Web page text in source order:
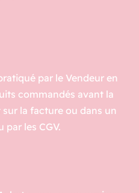
par le Vendeur en
commandés avant la
la facture ou dans un
les CGV.